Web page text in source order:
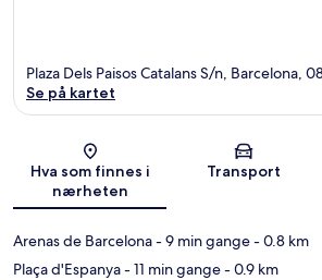
Kart
Plaza Dels Paisos Catalans S/n, Barcelona,
Se på kartet
Hva som finnes i
nærheten
Transport
Arenas de Barcelona- 9 min gange- 0.8 km
Plaça d'Espanya- 11 min gange- 0.9 km